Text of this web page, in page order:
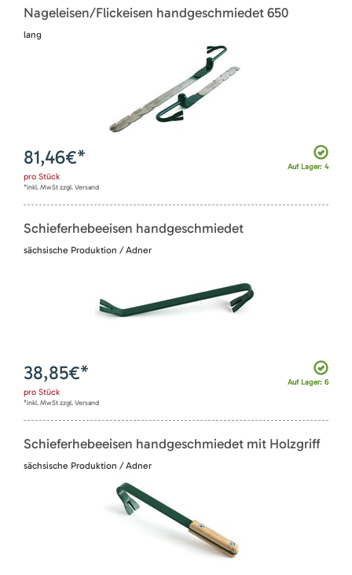
Nageleisen/Flickeisen handgeschmiedet 650
lang
Auf Lager: 4
81,46€*
pro Stück
*inkl. MwSt zzgl. Versand
Schieferhebeeisen handgeschmiedet
sächsische Produktion / Adner
Auf Lager: 6
38,85€*
pro Stück
*inkl. MwSt zzgl. Versand
Schieferhebeeisen handgeschmiedet mit Holzgriff
sächsische Produktion / Adner